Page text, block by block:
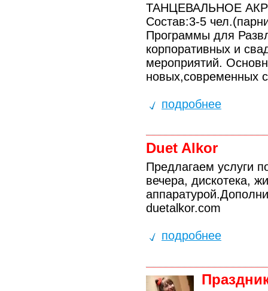
ТАНЦЕВАЛЬНОЕ
Состав:3-5
Программы для
корпоративных и
мероприятий.
новых,современных
подробнее
Duet Alkor
Предлагаем услуги
вечера, дискотека,
duetalkor.com
подробнее